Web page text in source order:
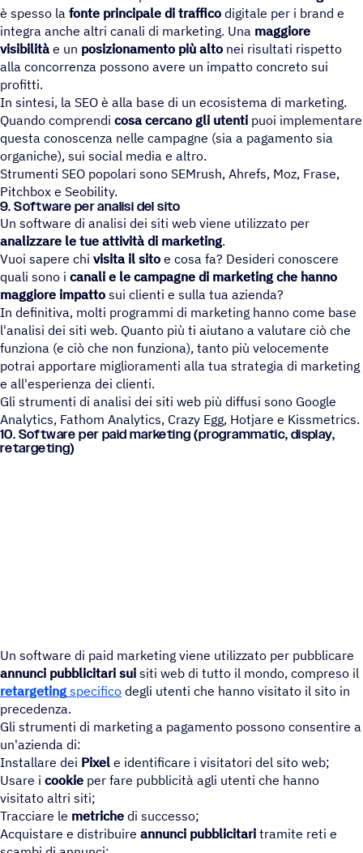
è spesso la fonte principale di traffico digitale per i brand e
integra anche altri canali di marketing. Una maggiore
visibilità e un posizionamento più alto nei risultati rispetto
alla concorrenza possono avere un impatto concreto sui
profitti.
In sintesi, la SEO è alla base di un ecosistema di marketing.
Quando comprendi cosa cercano gli utenti puoi implementare
questa conoscenza nelle campagne (sia a pagamento sia
organiche), sui social media e altro.
Strumenti SEO popolari sono SEMrush, Ahrefs, Moz, Frase,
Pitchbox e Seobility.
9. Soft­ware per analisi del sito
Un software di analisi dei siti web viene utilizzato per
analizzare le tue attività di marketing.
Vuoi sapere chi visita il sito e cosa fa? Desideri conoscere
quali sono i canali e le campagne di marketing che hanno
maggiore impatto sui clienti e sulla tua azienda?
In definitiva, molti programmi di marketing hanno come base
l'analisi dei siti web. Quanto più ti aiutano a valutare ciò che
funziona (e ciò che non funziona), tanto più velocemente
potrai apportare miglioramenti alla tua strategia di marketing
e all'esperienza dei clienti.
Gli strumenti di analisi dei siti web più diffusi sono Google
Analytics, Fathom Analytics, Crazy Egg, Hotjare e Kissmetrics.
10. Soft­ware per paid marke­ting (program­ma­tic, display,
retargeting)
Un software di paid marketing viene utilizzato per pubblicare
annunci pubblicitari sui siti web di tutto il mondo, compreso il
retargeting specifico degli utenti che hanno visitato il sito in
precedenza.
Gli strumenti di marketing a pagamento possono consentire a
un'azienda di:
Installare dei Pixel e identificare i visitatori del sito web;
Usare i cookie per fare pubblicità agli utenti che hanno
visitato altri siti;
Tracciare le metriche di successo;
Acquistare e distribuire annunci pubblicitari tramite reti e